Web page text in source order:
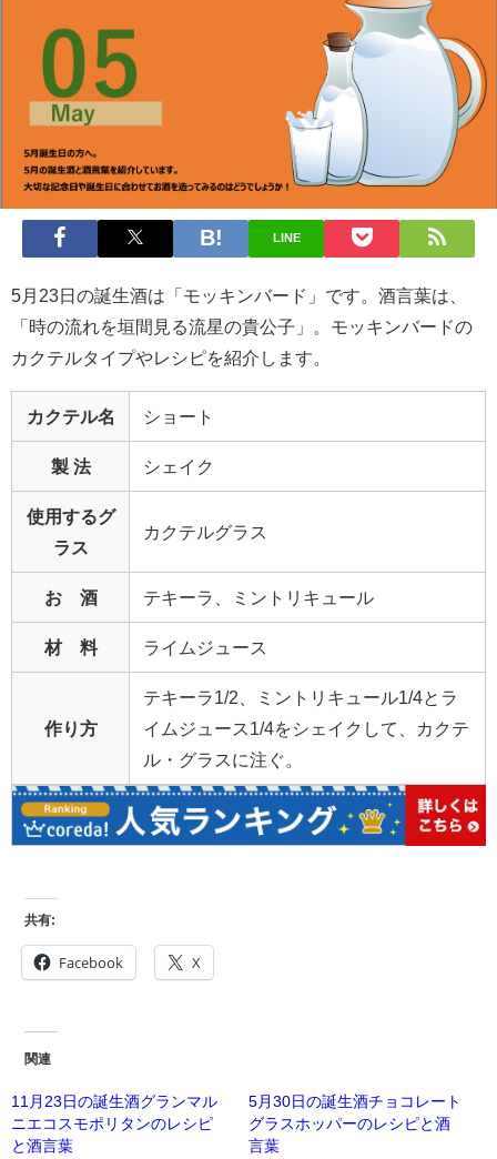
LINE
5月23日の誕生酒は「モッキンバード」です。酒言葉は、
「時の流れを垣間見る流星の貴公子」。モッキンバードの
カクテルタイプやレシピを紹介します。
カクテル名 ショート
製 法 シェイク
使用するグ
ラス
カクテルグラス
お 酒 テキーラ、ミントリキュール
材 料 ライムジュース
作り方
テキーラ1/2、ミントリキュール1/4とラ
イムジュース1/4をシェイクして、カクテ
ル・グラスに注ぐ。
共有:
Facebook X
関連
11月23日の誕生酒グランマル
ニエコスモポリタンのレシピ
と酒言葉
5月30日の誕生酒チョコレート
グラスホッパーのレシピと酒
言葉